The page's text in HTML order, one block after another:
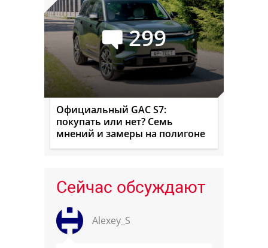
299
Официальный GAC S7:
покупать или нет? Семь
мнений и замеры на полигоне
Сейчас обсуждают
Alexey_S